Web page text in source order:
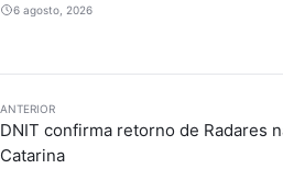
6 agosto, 2026
ANTERIOR
DNIT confirma retorno de Radares
Catarina